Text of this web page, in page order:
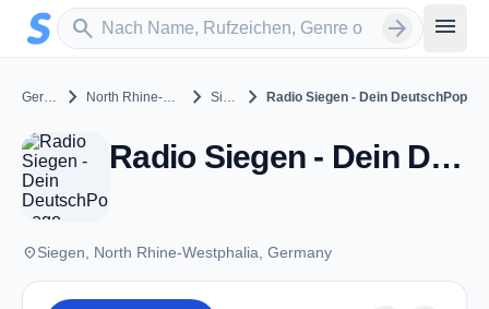
Zum Hauptinhalt springen
search
Sender suchen arrow_forward menu
Germany chevron_right North Rhine-Westphalia chevron_right Siegen chevron_rightRadio Siegen - Dein DeutschPop
Radio Siegen - Dein DeutschPop - Siegen
placeSiegen, North Rhine-Westphalia, Germany